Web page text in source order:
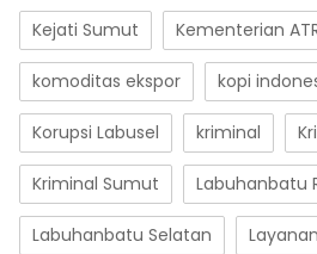
Kejati Sumut Kementerian
komoditas ekspor kopi
Korupsi Labusel kriminal
Kriminal Sumut Labuhanbatu
Labuhanbatu Selatan